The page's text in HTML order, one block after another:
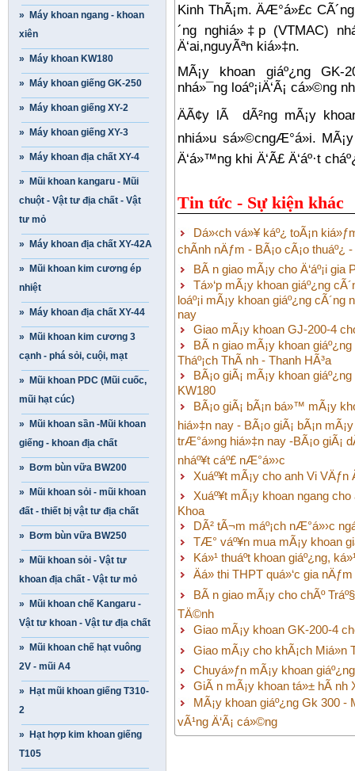
» Máy khoan ngang - khoan
xiên
» Máy khoan KW180
» Máy khoan giếng GK-250
» Máy khoan giếng XY-2
» Máy khoan giếng XY-3
» Máy khoan địa chất XY-4
» Mũi khoan kangaru - Mũi
chuột - Vật tư địa chất - Vật
tư mỏ
» Máy khoan địa chất XY-42A
» Mũi khoan kim cương ép
nhiệt
» Máy khoan địa chất XY-44
» Mũi khoan kim cương 3
cạnh - phá sỏi, cuội, mạt
» Mũi khoan PDC (Mũi cuốc,
mũi hạt cúc)
» Mũi khoan sần -Mũi khoan
giếng - khoan địa chất
» Bơm bùn vữa BW200
» Mũi khoan sỏi - mũi khoan
đất - thiết bị vật tư địa chất
» Bơm bùn vữa BW250
» Mũi khoan sỏi - Vật tư
khoan địa chất - Vật tư mỏ
» Mũi khoan chế Kangaru -
Vật tư khoan - Vật tư địa chất
» Mũi khoan chế hạt vuông
2V - mũi A4
» Hạt mũi khoan giếng T310-
2
» Hạt hợp kim khoan giếng
T105
Kinh ThÃ¡m. ÄÆ°á»£c
´ng nghiá»‡p (VTMAC)
Ä‘ai,nguyÃªn kiá»‡n.
MÃ¡y khoan giáº¿ng GK-
nhá»¯ng loáº¡iÄ‘Ã¡ cá»©ng
ÄÃ¢y lÃ dÃ²ng mÃ¡y
nhiá»u sá»©cngÆ°á»i.
Ä‘á»™ng khi Ä‘Ã£ Ä‘áº·t
Tin tức - Sự kiện khác
Dá»‹ch vá»¥ káº¿ toÃ¡n
chÃ­nh nÄƒm - BÃ¡o cÃ¡o thuáº¿ -
BÃ n giao mÃ¡y cho Ä‘áº¡i
Tá»‘p mÃ¡y khoan giáº¿ng
loáº¡i mÃ¡y khoan giáº¿ng
nay
Giao mÃ¡y khoan GJ-200-4
BÃ n giao mÃ¡y khoan
Tháº¡ch ThÃ nh - Thanh HÃ³a
BÃ¡o giÃ¡ mÃ¡y khoan
KW180
BÃ¡o giÃ¡ bÃ¡n bá»™ mÃ¡y
hiá»‡n nay - BÃ¡o giÃ¡ bÃ¡n
trÆ°á»ng hiá»‡n nay -BÃ¡o giÃ¡
nháº¥t cáº£ nÆ°á»›c
Xuáº¥t mÃ¡y cho anh Vi VÄƒn
Xuáº¥t mÃ¡y khoan ngang
Khoa
DÃ² tÃ¬m máº¡ch nÆ°á»›c
TÆ° váº¥n mua mÃ¡y khoan
Ká»¹ thuáº­t khoan giáº¿ng,
Äá» thi THPT quá»‘c gia
BÃ n giao mÃ¡y cho chÃº
TÄ©nh
Giao mÃ¡y khoan GK-200-4
Giao mÃ¡y cho khÃ¡ch Miá»n
Chuyá»ƒn mÃ¡y khoan
GiÃ n mÃ¡y khoan tá»± hÃ nh
MÃ¡y khoan giáº¿ng Gk 300 -
vÃ¹ng Ä‘Ã¡ cá»©ng